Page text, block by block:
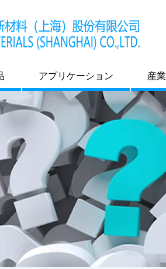
アプリケーション 産業